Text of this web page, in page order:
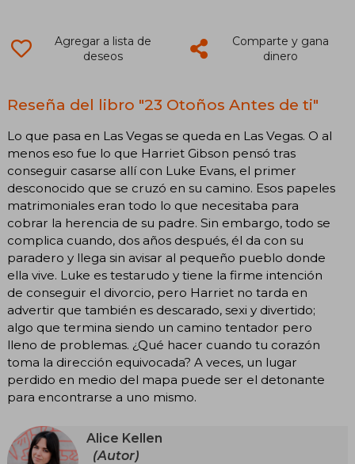
Agregar a lista de
deseos
Comparte y gana
dinero
Reseña del libro "23 Otoños Antes de ti"
Lo que pasa en Las Vegas se queda en Las Vegas. O al
menos eso fue lo que Harriet Gibson pensó tras
conseguir casarse allí con Luke Evans, el primer
desconocido que se cruzó en su camino. Esos papeles
matrimoniales eran todo lo que necesitaba para
cobrar la herencia de su padre. Sin embargo, todo se
complica cuando, dos años después, él da con su
paradero y llega sin avisar al pequeño pueblo donde
ella vive. Luke es testarudo y tiene la firme intención
de conseguir el divorcio, pero Harriet no tarda en
advertir que también es descarado, sexi y divertido;
algo que termina siendo un camino tentador pero
lleno de problemas. ¿Qué hacer cuando tu corazón
toma la dirección equivocada? A veces, un lugar
perdido en medio del mapa puede ser el detonante
para encontrarse a uno mismo.
Alice Kellen
(Autor)